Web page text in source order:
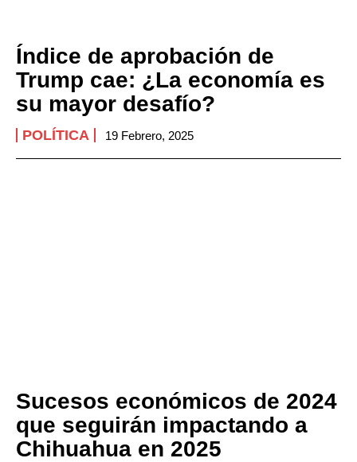
Índice de aprobación de
Trump cae: ¿La economía es
su mayor desafío?
POLÍTICA 19 Febrero, 2025
Sucesos económicos de 2024
que seguirán impactando a
Chihuahua en 2025